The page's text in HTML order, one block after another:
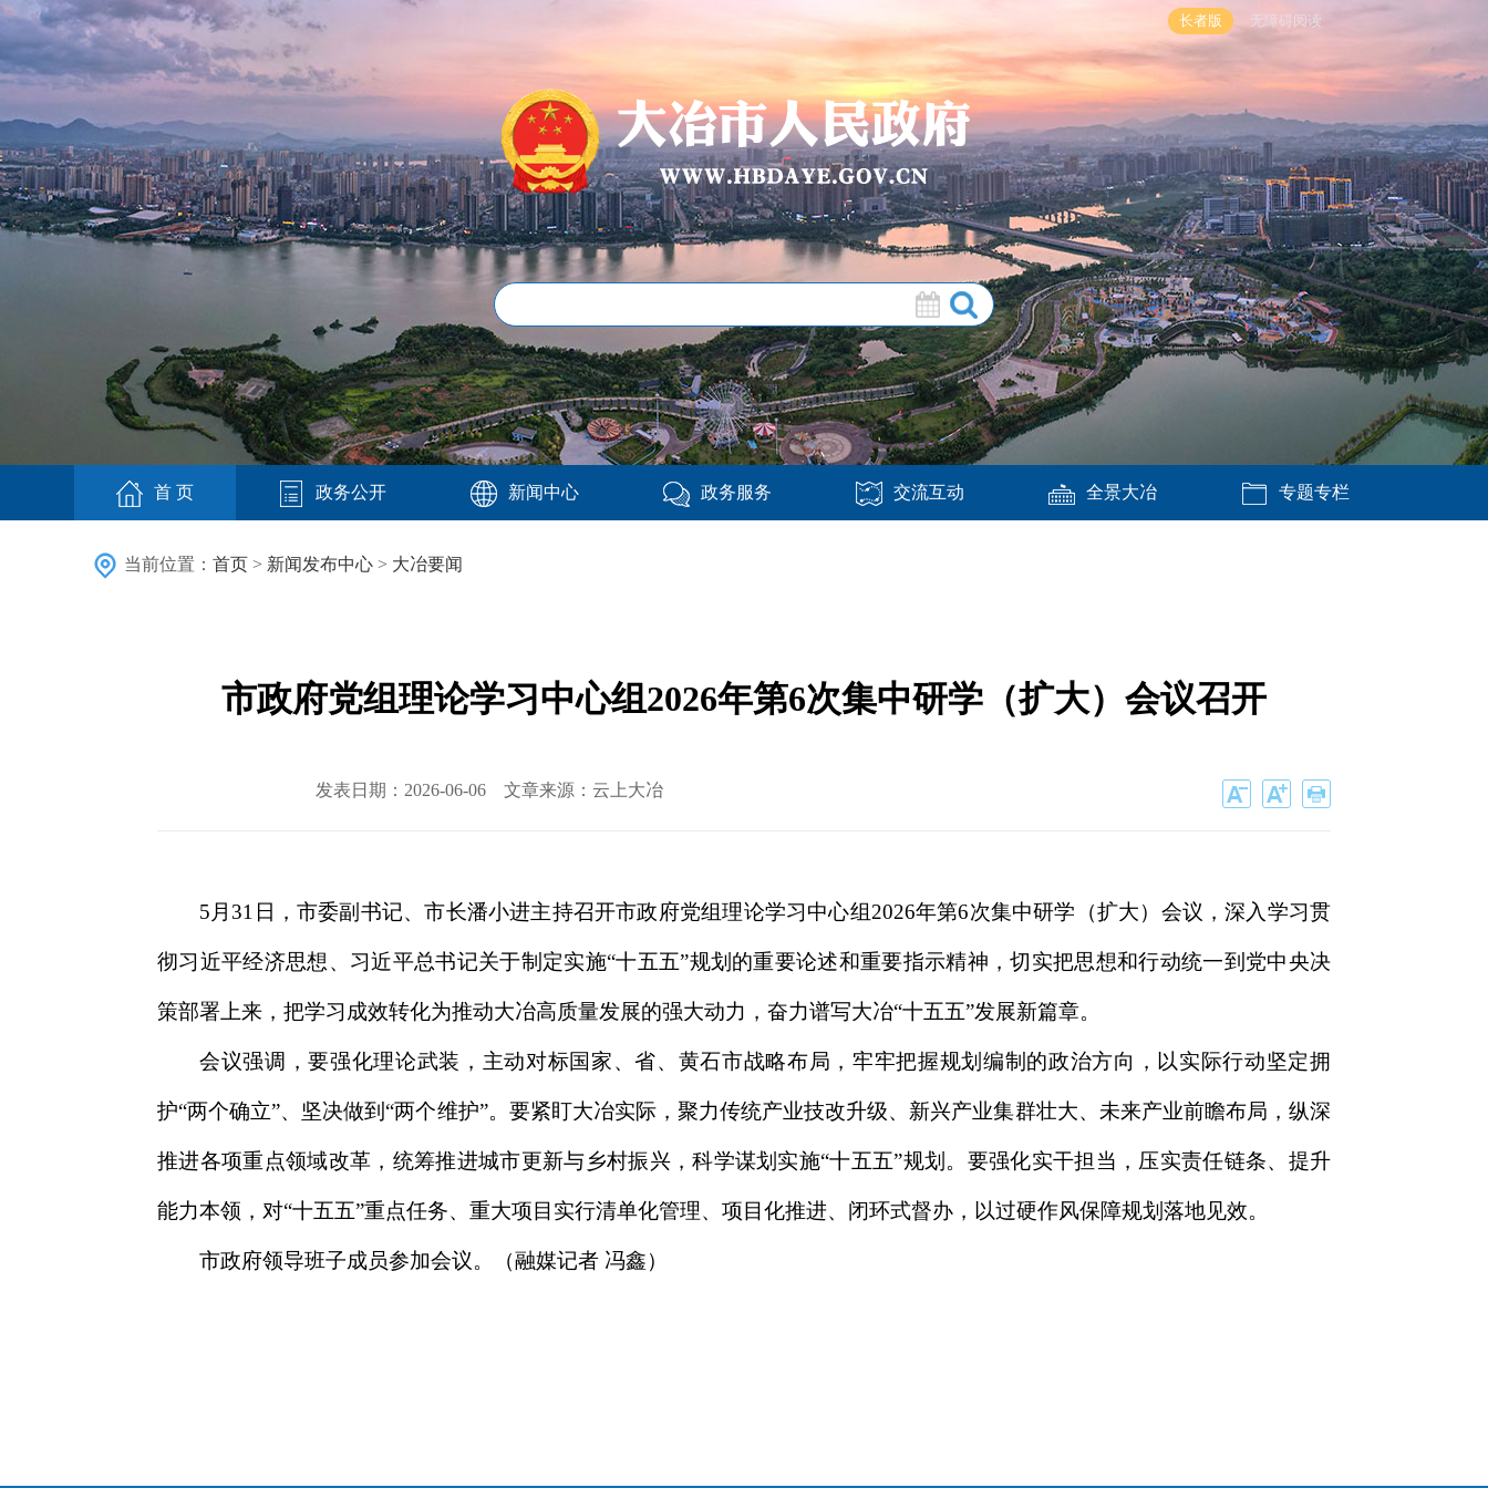
长者版 无障碍阅读
首 页 政务公开 新闻中心 政务服务 交流互动 全景大冶 专题专栏
当前位置： 首页 > 新闻发布中心 > 大冶要闻
市政府党组理论学习中心组2026年第6次集中研学（扩大）会议召开
发表日期：2026-06-06 文章来源：云上大冶
5月31日，市委副书记、市长潘小进主持召开市政府党组理论学习中心组2026年第6次集中研学（扩大）会议，深入学习贯
彻习近平经济思想、习近平总书记关于制定实施“十五五”规划的重要论述和重要指示精神，切实把思想和行动统一到党中央决
策部署上来，把学习成效转化为推动大冶高质量发展的强大动力，奋力谱写大冶“十五五”发展新篇章。
会议强调，要强化理论武装，主动对标国家、省、黄石市战略布局，牢牢把握规划编制的政治方向，以实际行动坚定拥
护“两个确立”、坚决做到“两个维护”。要紧盯大冶实际，聚力传统产业技改升级、新兴产业集群壮大、未来产业前瞻布局，纵深
推进各项重点领域改革，统筹推进城市更新与乡村振兴，科学谋划实施“十五五”规划。要强化实干担当，压实责任链条、提升
能力本领，对“十五五”重点任务、重大项目实行清单化管理、项目化推进、闭环式督办，以过硬作风保障规划落地见效。
市政府领导班子成员参加会议。（融媒记者 冯鑫）